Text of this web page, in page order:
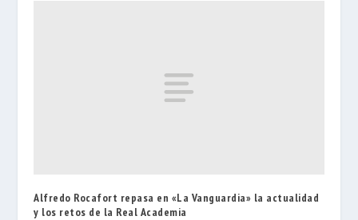
Alfredo Rocafort repasa en «La Vanguardia» la actualidad
y los retos de la Real Academia